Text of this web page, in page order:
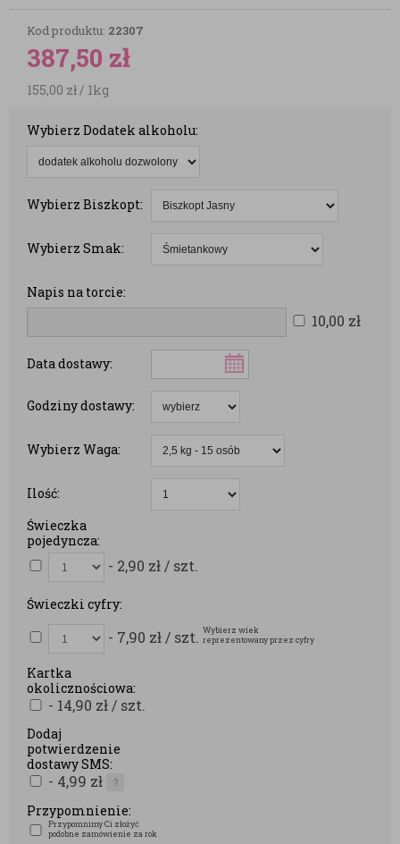
Kod produktu: 22307
387,50 zł
155,00 zł/ 1kg
Wybierz Dodatek alkoholu:
Wybierz Biszkopt:
Wybierz Smak:
Napis na torcie:
10,00 zł
Data dostawy:
Godziny dostawy:
Wybierz Waga:
Ilość:
Świeczka
pojedyncza:
- 2,90 zł / szt.
Świeczki cyfry:
- 7,90 zł / szt. Wybierz wiek
reprezentowany przez cyfry
Kartka
okolicznościowa:
- 14,90 zł / szt.
Dodaj
potwierdzenie
dostawy SMS:
- 4,99 zł ?
Przypomnienie:
Przypomnimy Ci złożyć
podobne zamówienie za rok